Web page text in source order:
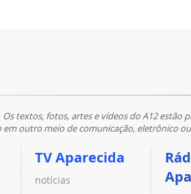
Os textos, fotos, artes e vídeos do A12 estão
outro meio de comunicação, eletrônico
TV Aparecida
notícias